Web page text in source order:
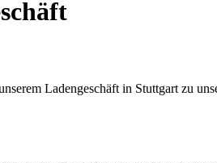
Ladengeschäft in Stuttgart zu